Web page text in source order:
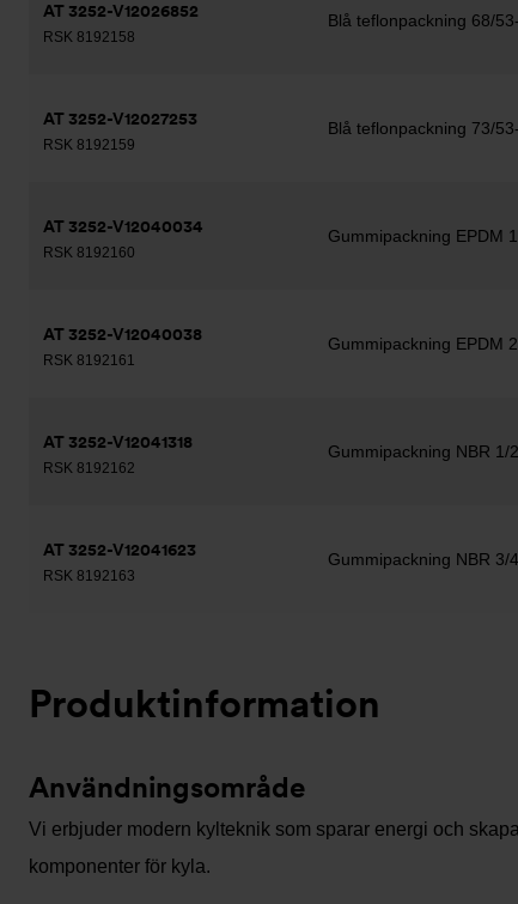
AT 3252-V12026852
RSK 8192158
Blå teflonpackning 68/
AT 3252-V12027253
RSK 8192159
Blå teflonpackning 73/
AT 3252-V12040034
RSK 8192160
Gummipackning EPDM
AT 3252-V12040038
RSK 8192161
Gummipackning EPDM
AT 3252-V12041318
RSK 8192162
Gummipackning NBR 1/
AT 3252-V12041623
RSK 8192163
Gummipackning NBR 3/
Produktinformation
Användningsområde
Vi erbjuder modern kylteknik som sparar energi och
komponenter för kyla.